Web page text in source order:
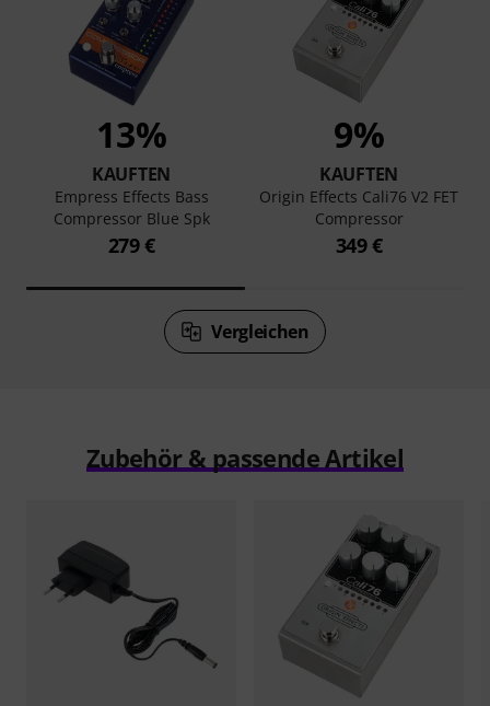
13%
KAUFTEN
Empress Effects Bass
Compressor Blue Spk
279 €
9%
KAUFTEN
Origin Effects Cali76 V2 FET
Compressor
349 €
Vergleichen
Zubehör & passende Artikel